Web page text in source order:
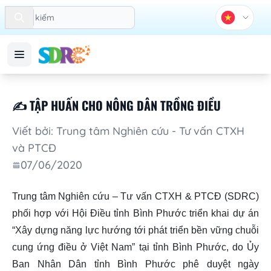
✍️ TẬP HUẤN CHO NÔNG DÂN TRỒNG ĐIỀU
Viết bởi: Trung tâm Nghiên cứu - Tư vấn CTXH
và PTCĐ
07/06/2020
Trung tâm Nghiên cứu – Tư vấn CTXH & PTCĐ (SDRC)
phối hợp với Hội Điều tỉnh Bình Phước triển khai dự án
“Xây dựng năng lực hướng tới phát triển bền vững chuỗi
cung ứng điều ở Việt Nam” tại tỉnh Bình Phước, do Ủy
Ban Nhân Dân tỉnh Bình Phước phê duyệt ngày